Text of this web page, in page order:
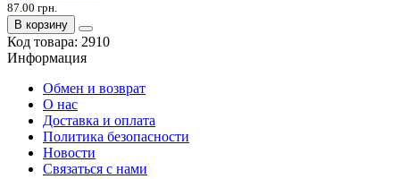
87.00 грн.
В корзину
Код товара: 2910
Информация
Обмен и возврат
О нас
Доставка и оплата
Политика безопасности
Новости
Связаться с нами